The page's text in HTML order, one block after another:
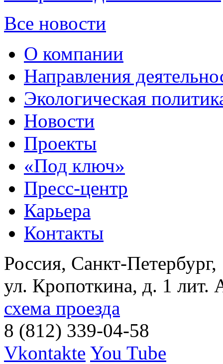
Все новости
О компании
Направления
Экологическая
Новости
Проекты
«Под ключ»
Пресс-центр
Карьера
Контакты
Россия, Санкт-Петербург,
ул. Кропоткина, д. 1 лит.
схема проезда
8 (812) 339-04-58
Vkontakte You Tube